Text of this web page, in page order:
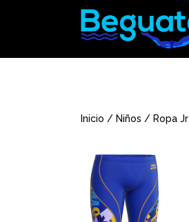
Inicio / Niños / Ropa Jr